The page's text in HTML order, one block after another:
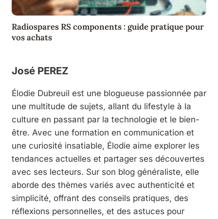
Radiospares RS components : guide pratique pour
vos achats
José PEREZ
Élodie Dubreuil est une blogueuse passionnée par
une multitude de sujets, allant du lifestyle à la
culture en passant par la technologie et le bien-
être. Avec une formation en communication et
une curiosité insatiable, Élodie aime explorer les
tendances actuelles et partager ses découvertes
avec ses lecteurs. Sur son blog généraliste, elle
aborde des thèmes variés avec authenticité et
simplicité, offrant des conseils pratiques, des
réflexions personnelles, et des astuces pour